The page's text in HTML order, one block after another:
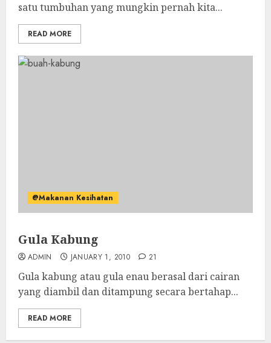
satu tumbuhan yang mungkin pernah kita...
READ MORE
@Makanan Kesihatan
Gula Kabung
ADMIN JANUARY 1, 2010 21
Gula kabung atau gula enau berasal dari cairan
yang diambil dan ditampung secara bertahap...
READ MORE